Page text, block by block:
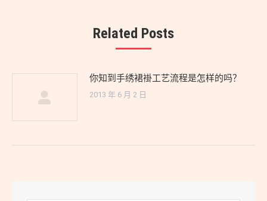
Related Posts
你知到手绣裙褂工艺流程是怎样的吗？
2013 年 6 月 2 日